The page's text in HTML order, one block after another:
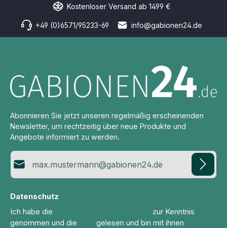
Kostenloser Versand ab 1499 €
+49 (0)6571/95233-69 info@gabionen24.de
Abonnieren Sie jetzt unseren regelmäßig erscheinenden
Newsletter, um rechtzeitig über neue Produkte und
Angebote informiert zu werden.
E-Mail-Adresse*
Datenschutz
Ich habe die
zur Kenntnis
genommen und die
gelesen und bin mit ihnen